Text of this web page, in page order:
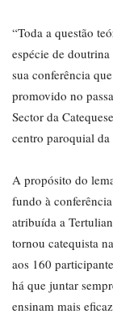
“Toda a questão
espécie de
sua conferência
promovido no
Sector da
centro paroquial
A propósito do
fundo à
atribuída a
tornou catequista
aos 160
há que juntar
ensinam mais